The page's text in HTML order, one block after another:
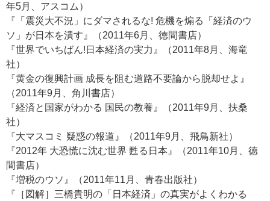
年5月、アスコム）
『「震災大不況」にダマされるな! 危機を煽る「経済のウ
ソ」が日本を潰す』（2011年6月、徳間書店）
『世界でいちばん!日本経済の実力』（2011年8月、海竜
社）
『黄金の復興計画 成長を阻む道路不要論から脱却せよ』
（2011年9月、角川書店）
『経済と国家がわかる 国民の教養』（2011年9月、扶桑
社）
『大マスコミ 疑惑の報道』（2011年9月、飛鳥新社）
『2012年 大恐慌に沈む世界 甦る日本』（2011年10月、徳
間書店）
『増税のウソ』（2011年11月、青春出版社）
『［図解］三橋貴明の「日本経済」の真実がよくわかる